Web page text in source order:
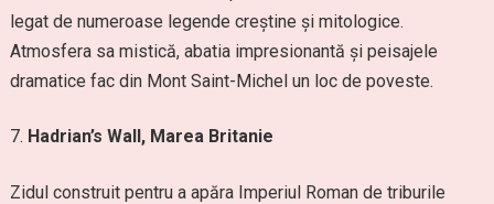
legat de numeroase legende creștine și mitologice.
Atmosfera sa mistică, abatia impresionantă și peisajele
dramatice fac din Mont Saint-Michel un loc de poveste.
Hadrian’s Wall, Marea Britanie
Zidul construit pentru a apăra Imperiul Roman de triburile